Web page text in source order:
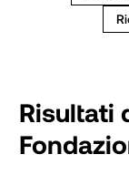
Risultati